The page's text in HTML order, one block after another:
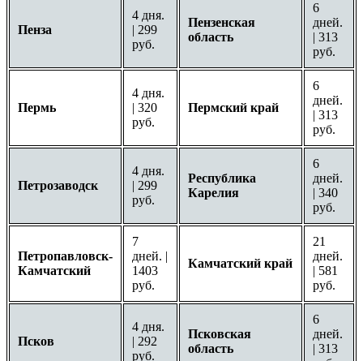
Пенза
4 дня.
| 299
руб.
Пензенская
область
6
дней.
| 313
руб.
Пермь
4 дня.
| 320
руб.
Пермский край
6
дней.
| 313
руб.
Петрозаводск
4 дня.
| 299
руб.
Республика
Карелия
6
дней.
| 340
руб.
Петропавловск-
Камчатский
7
дней. |
1403
руб.
Камчатский край
21
дней.
| 581
руб.
Псков
4 дня.
| 292
руб.
Псковская
область
6
дней.
| 313